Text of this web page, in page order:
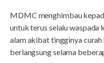
MDMC menghimbau
untuk terus selalu waspada
alam akibat tingginya curah
berlangsung selama